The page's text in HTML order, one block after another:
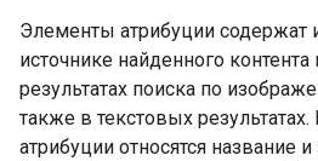
Элементы атрибуции
источнике найденного
результатах поиска по
также в текстовых результатах.
атрибуции относятся название